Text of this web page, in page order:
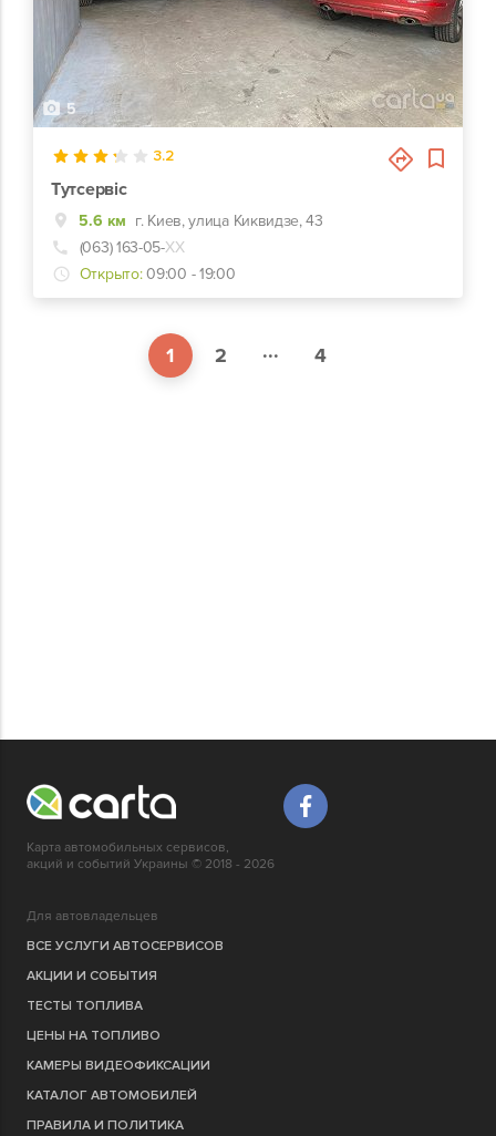
5
3.2
Тутсервіс
5.6 км г. Киев, улица Киквидзе, 43
(063) 163-05-ХХ
Открыто: 09:00 - 19:00
1 2 ... 4
Карта автомобильных сервисов,
акций и событий Украины © 2018 - 2026
Для автовладельцев
ВСЕ УСЛУГИ АВТОСЕРВИСОВ
АКЦИИ И СОБЫТИЯ
ТЕСТЫ ТОПЛИВА
ЦЕНЫ НА ТОПЛИВО
КАМЕРЫ ВИДЕОФИКСАЦИИ
КАТАЛОГ АВТОМОБИЛЕЙ
ПРАВИЛА И ПОЛИТИКА